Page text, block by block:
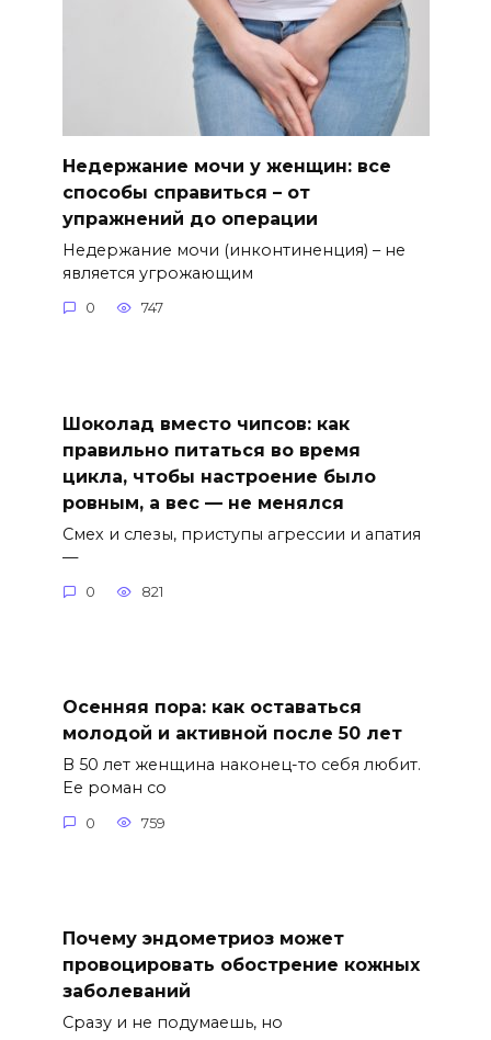
Недержание мочи у женщин: все
способы справиться – от
упражнений до операции
Недержание мочи (инконтиненция) – не
является угрожающим
0 747
Шоколад вместо чипсов: как
правильно питаться во время
цикла, чтобы настроение было
ровным, а вес — не менялся
Смех и слезы, приступы агрессии и апатия
—
0 821
Осенняя пора: как оставаться
молодой и активной после 50 лет
В 50 лет женщина наконец-то себя любит.
Ее роман со
0 759
Почему эндометриоз может
провоцировать обострение кожных
заболеваний
Сразу и не подумаешь, но